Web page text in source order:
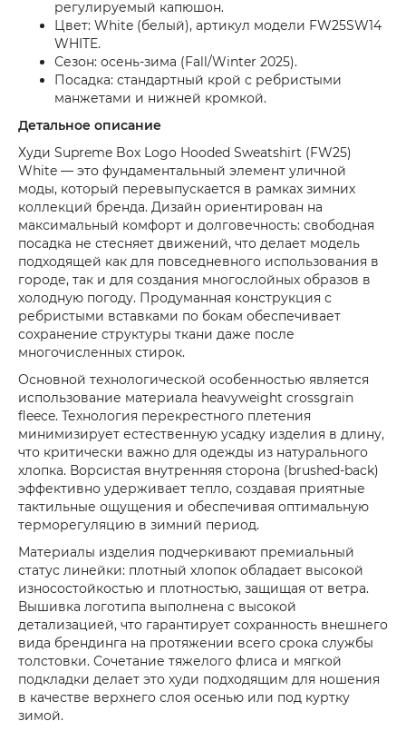
регулируемый капюшон.
Цвет: White (белый), артикул модели FW25SW14
WHITE.
Сезон: осень-зима (Fall/Winter 2025).
Посадка: стандартный крой с ребристыми
манжетами и нижней кромкой.
Детальное описание
Худи Supreme Box Logo Hooded Sweatshirt (FW25)
White — это фундаментальный элемент уличной
моды, который перевыпускается в рамках зимних
коллекций бренда. Дизайн ориентирован на
максимальный комфорт и долговечность: свободная
посадка не стесняет движений, что делает модель
подходящей как для повседневного использования в
городе, так и для создания многослойных образов в
холодную погоду. Продуманная конструкция с
ребристыми вставками по бокам обеспечивает
сохранение структуры ткани даже после
многочисленных стирок.
Основной технологической особенностью является
использование материала heavyweight crossgrain
fleece. Технология перекрестного плетения
минимизирует естественную усадку изделия в длину,
что критически важно для одежды из натурального
хлопка. Ворсистая внутренняя сторона (brushed-back)
эффективно удерживает тепло, создавая приятные
тактильные ощущения и обеспечивая оптимальную
терморегуляцию в зимний период.
Материалы изделия подчеркивают премиальный
статус линейки: плотный хлопок обладает высокой
износостойкостью и плотностью, защищая от ветра.
Вышивка логотипа выполнена с высокой
детализацией, что гарантирует сохранность внешнего
вида брендинга на протяжении всего срока службы
толстовки. Сочетание тяжелого флиса и мягкой
подкладки делает это худи подходящим для ношения
в качестве верхнего слоя осенью или под куртку
зимой.